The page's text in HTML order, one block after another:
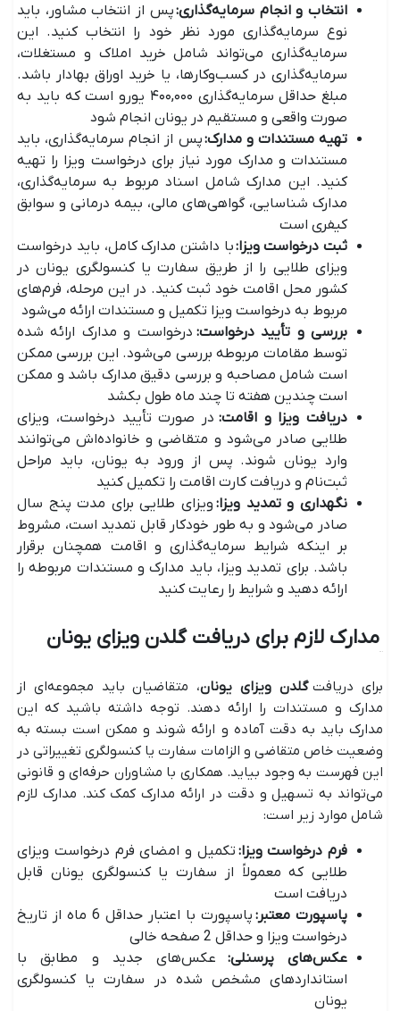
انتخاب و انجام سرمایه‌گذاری:پس از انتخاب مشاور، باید
نوع سرمایه‌گذاری مورد نظر خود را انتخاب کنید. این
سرمایه‌گذاری می‌تواند شامل خرید املاک و مستغلات،
سرمایه‌گذاری در کسب‌وکار‌ها، یا خرید اوراق بهادار باشد.
مبلغ حداقل سرمایه‌گذاری ۴۰۰,۰۰۰ یورو است که باید به
صورت واقعی و مستقیم در یونان انجام شود
تهیه مستندات و مدارک:پس از انجام سرمایه‌گذاری، باید
مستندات و مدارک مورد نیاز برای درخواست ویزا را تهیه
کنید. این مدارک شامل اسناد مربوط به سرمایه‌گذاری،
مدارک شناسایی، گواهی‌های مالی، بیمه درمانی و سوابق
کیفری است
ثبت درخواست ویزا:با داشتن مدارک کامل، باید درخواست
ویزای طلایی را از طریق سفارت یا کنسولگری یونان در
کشور محل اقامت خود ثبت کنید. در این مرحله، فرم‌های
مربوط به درخواست ویزا تکمیل و مستندات ارائه می‌شود
بررسی و تأیید درخواست: درخواست و مدارک ارائه شده
توسط مقامات مربوطه بررسی می‌شود. این بررسی ممکن
است شامل مصاحبه و بررسی دقیق مدارک باشد و ممکن
است چندین هفته تا چند ماه طول بکشد
دریافت ویزا و اقامت: در صورت تأیید درخواست، ویزای
طلایی صادر می‌شود و متقاضی و خانواده‌اش می‌توانند
وارد یونان شوند. پس از ورود به یونان، باید مراحل
ثبت‌نام و دریافت کارت اقامت را تکمیل کنید
نگهداری و تمدید ویزا:ویزای طلایی برای مدت پنج سال
صادر می‌شود و به طور خودکار قابل تمدید است، مشروط
بر اینکه شرایط سرمایه‌گذاری و اقامت همچنان برقرار
باشد. برای تمدید ویزا، باید مدارک و مستندات مربوطه را
ارائه دهید و شرایط را رعایت کنید
مدارک لازم برای دریافت گلدن ویزای یونان
برای دریافتگلدن ویزای یونان، متقاضیان باید مجموعه‌ای از
مدارک و مستندات را ارائه دهند. توجه داشته باشید که این
مدارک باید به دقت آماده و ارائه شوند و ممکن است بسته به
وضعیت خاص متقاضی و الزامات سفارت یا کنسولگری تغییراتی در
این فهرست به وجود بیاید. همکاری با مشاوران حرفه‌ای و قانونی
می‌تواند به تسهیل و دقت در ارائه مدارک کمک کند. مدارک لازم
شامل موارد زیر است:
فرم درخواست ویزا: تکمیل و امضای فرم درخواست ویزای
طلایی که معمولاً از سفارت یا کنسولگری یونان قابل
دریافت است
پاسپورت معتبر:
پاسپورت با اعتبار حداقل 6 ماه از تاریخ
درخواست ویزا و حداقل 2 صفحه خالی
عکس‌های پرسنلی: عکس‌های جدید و مطابق با
استاندارد‌های مشخص شده در سفارت یا کنسولگری
یونان